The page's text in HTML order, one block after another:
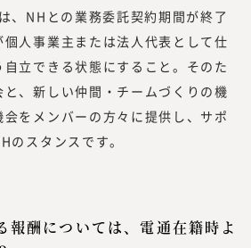
、NHとの業務委託契約期間が終了
個人事業主または法人代表として仕
立できる状態にすること。そのた
、新しい仲間・チームづくりの機
をメンバーの方々に提供し、サポ
のスタンスです。
報酬については、電通在籍時よ